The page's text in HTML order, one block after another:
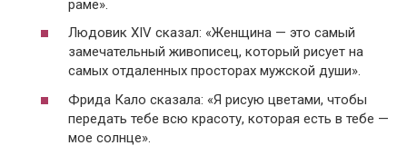
раме».
Людовик XIV сказал: «Женщина — это самый
замечательный живописец, который рисует на
самых отдаленных просторах мужской души».
Фрида Кало сказала: «Я рисую цветами, чтобы
передать тебе всю красоту, которая есть в тебе —
мое солнце».